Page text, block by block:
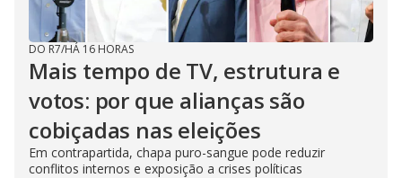
DO R7/HÁ 16 HORAS
Mais tempo de TV, estrutura e
votos: por que alianças são
cobiçadas nas eleições
Em contrapartida, chapa puro-sangue pode reduzir
conflitos internos e exposição a crises políticas